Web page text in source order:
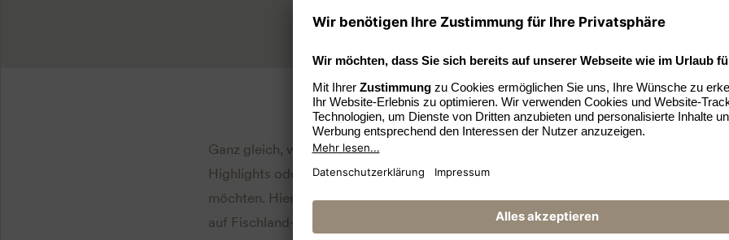
Ganz gleich, wonach Sie suchen: Ob Sie einen Urlaub voller sportlicher und kultureller
Highlights oder gemütliche Spaziergänge in der Stille der unberührten Natur genießen
möchten. Hier sind 7 fantastische Gründe, warum Sie einen Besuch in der
auf Fischland-Darß-Zingst auf keinen Fall verpassen sollten.